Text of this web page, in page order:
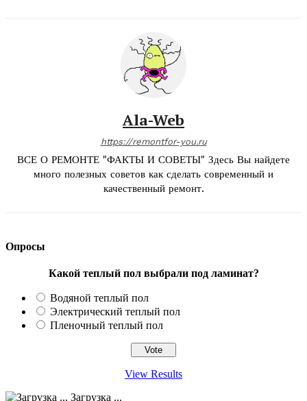
Ala-Web
https://remontfor-you.ru
ВСЕ О РЕМОНТЕ "ФАКТЫ И СОВЕТЫ" Здесь Вы найдете
много полезных советов как сделать современный и
качественный ремонт.
Опросы
Какой теплый пол выбрали под ламинат?
Водяной теплый пол
Электрический теплый пол
Пленочный теплый пол
View Results
Загрузка ...